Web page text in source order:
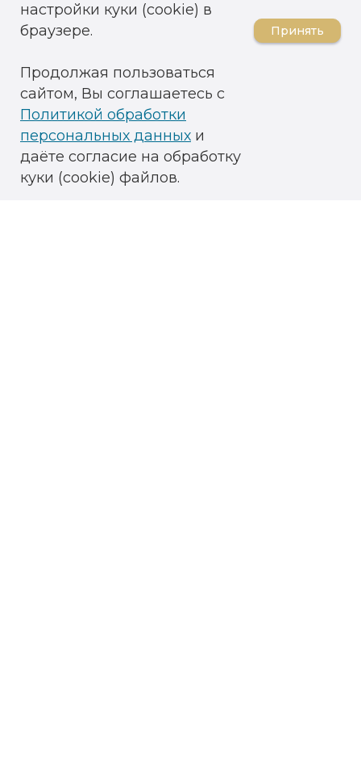
настройки куки (cookie) в
браузере.
Продолжая пользоваться
сайтом, Вы соглашаетесь с
Политикой обработки
персональных данных и
даёте согласие на обработку
куки (cookie) файлов.
Принять